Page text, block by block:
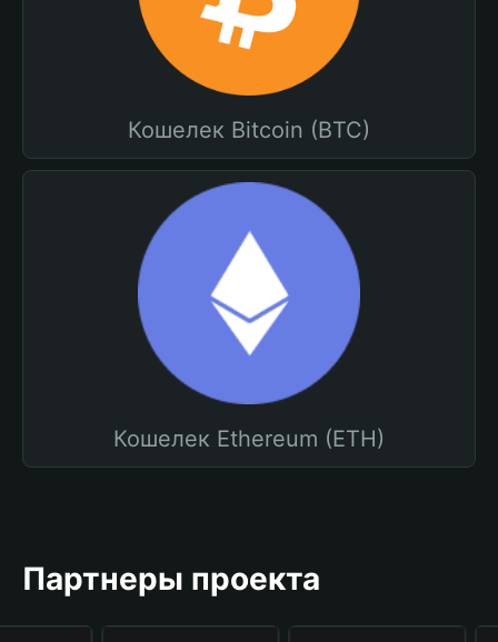
Кошелек Bitcoin (BTC)
Кошелек Ethereum (ETH)
Партнеры проекта